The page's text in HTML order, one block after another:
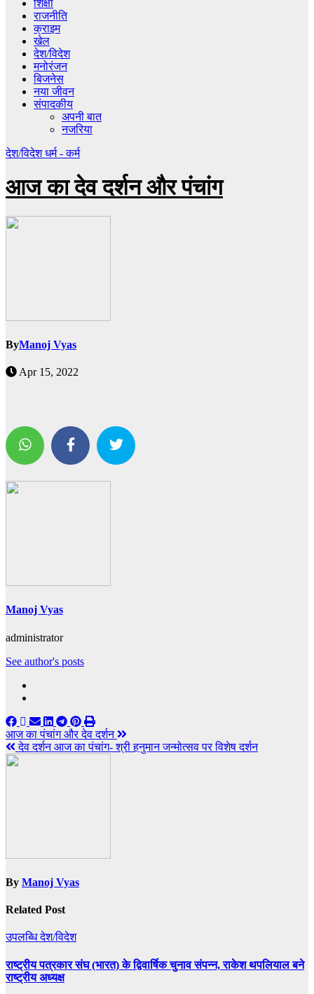
शिक्षा
राजनीति
क्राइम
खेल
देश/विदेश
मनोरंजन
बिजनेस
नया जीवन
संपादकीय
अपनी बात
नजरिया
देश/विदेशधर्म - कर्म
आज का देव दर्शन और पंचांग
ByManoj Vyas
Apr 15, 2022
Manoj Vyas
administrator
See author's posts
Post
navigation
आज का पंचांग और देव दर्शन
देव दर्शन आज का पंचांग- श्री हनुमान जन्मोत्सव पर विशेष दर्शन
By Manoj Vyas
Related Post
उपलब्धिदेश/विदेश
राष्ट्रीय पत्रकार संघ (भारत) के द्विवार्षिक चुनाव संपन्न, राकेश थपलियाल बने
राष्ट्रीय अध्यक्ष